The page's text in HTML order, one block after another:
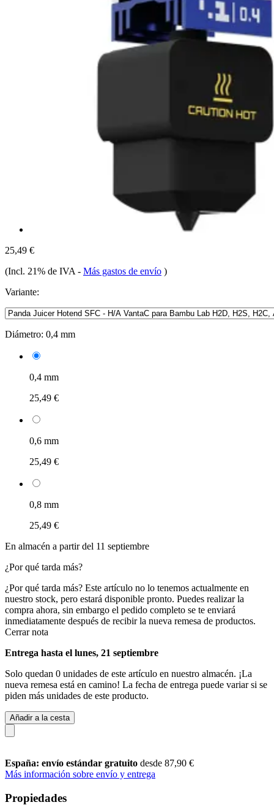
25,49 €
(Incl. 21% de IVA - Más gastos de envío )
Variante:
Diámetro: 0,4 mm
0,4 mm
25,49 €
0,6 mm
25,49 €
0,8 mm
25,49 €
En almacén a partir del 11 septiembre
¿Por qué tarda más?
¿Por qué tarda más? Este artículo no lo tenemos actualmente en
nuestro stock, pero estará disponible pronto. Puedes realizar la
compra ahora, sin embargo el pedido completo se te enviará
inmediatamente después de recibir la nueva remesa de productos.
Cerrar nota
Entrega hasta el lunes, 21 septiembre
Solo quedan 0 unidades de este artículo en nuestro almacén. ¡La
nueva remesa está en camino! La fecha de entrega puede variar si se
piden más unidades de este producto.
Añadir a la cesta
España: envío estándar gratuito desde 87,90 €
Más información sobre envío y entrega
Propiedades